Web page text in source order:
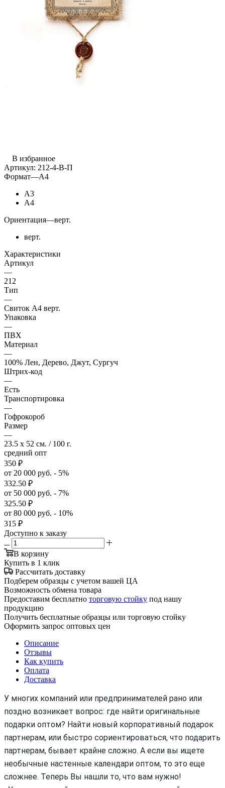
В избранное
Артикул: 212-4-В-П
Формат—А4
А3
А4
Ориентация—верт.
верт.
Характеристики
Артикул
—
212
Тип
—
Свиток А4 верт.
Упаковка
—
ПВХ
Материал
—
100% Лен, Дерево, Джут, Сургуч
Штрих-код
—
Есть
Транспортировка
—
Гофрокороб
Размер
—
23.5 x 52 см. / 100 г.
средний опт
350 ₽
от 20 000 руб. - 5%
332.50 ₽
от 50 000 руб. - 7%
325.50 ₽
от 80 000 руб. - 10%
315 ₽
Доступно к заказу
В корзину
Купить в 1 клик
Рассчитать доставку
Подберем образцы с учетом вашей ЦА
Возможность обмена товара
Предоставим бесплатно торговую стойку под нашу
продукцию
Получить бесплатные образцы или торговую стойку
Оформить запрос оптовых цен
Описание
Отзывы
Как купить
Оплата
Доставка
У многих компаний или предпринимателей рано или
поздно возникает вопрос: где найти оригинальные
подарки оптом? Найти новый корпоративный подарок
партнерам, или быстро сориентироваться, что подарить
партнерам, бывает крайне сложно. А если вы ищете
необычные настенные календари оптом, то это еще
сложнее. Теперь Вы нашли то, что вам нужно!